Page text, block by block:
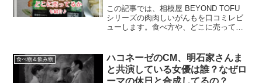
この記事では、相模屋 BEYOND TOFU
シリーズの肉肉しいがんもを口コミレビ
ューします。食べ方や、どこに売ってる
食べ物＆飲み物
ハコネーゼのCM、明石家さんま
と共演している女優は誰？なぜロ
ーマの休日と合成してるの？